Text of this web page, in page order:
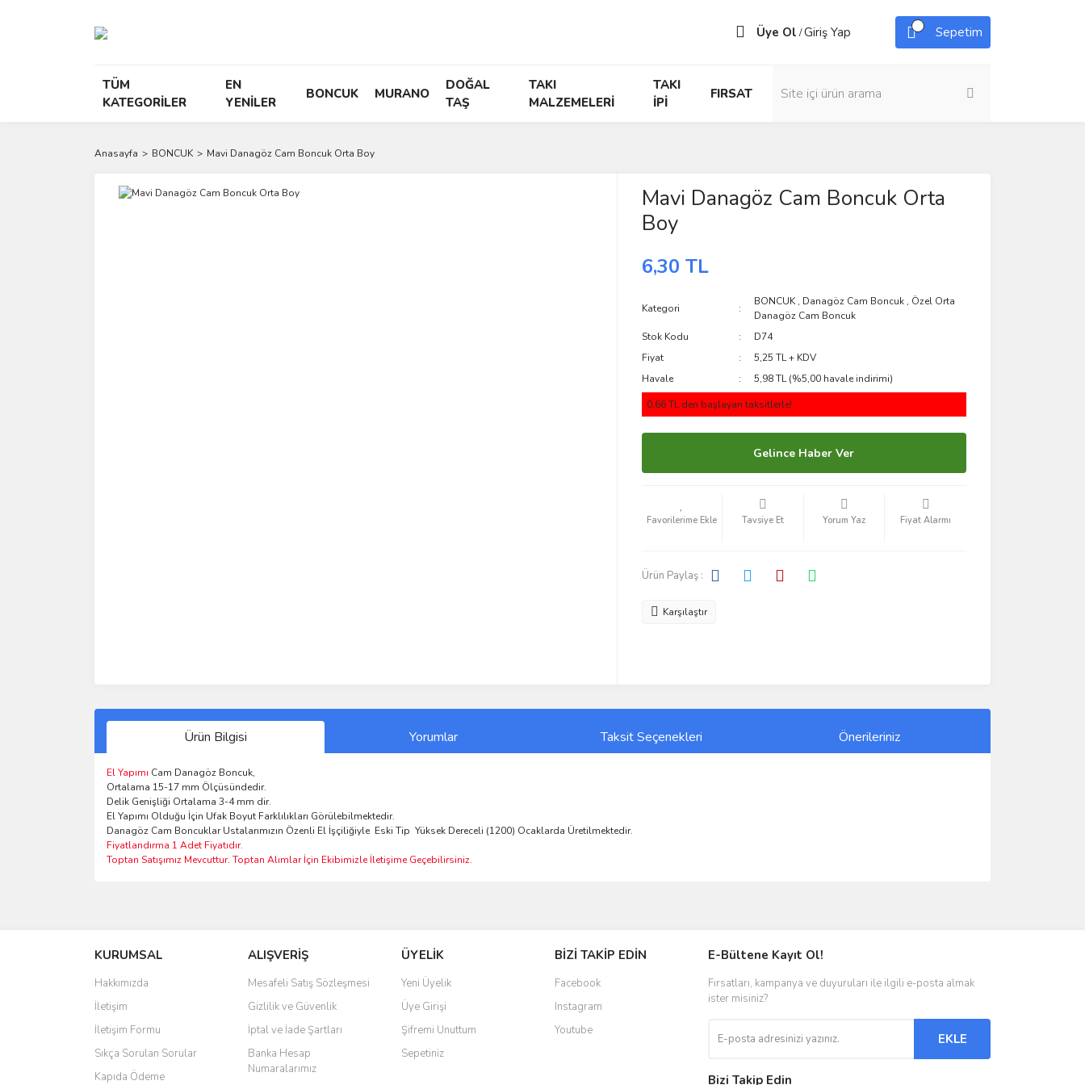
Üye Ol /Giriş Yap Sepetim
TÜM
KATEGORİLER
EN
YENİLER
BONCUK MURANO
DOĞAL
TAŞ
TAKI
MALZEMELERİ
TAKI
İPİ
FIRSAT
Anasayfa BONCUK Mavi Danagöz Cam Boncuk Orta Boy
Mavi Danagöz Cam Boncuk Orta
Boy
6,30 TL
Kategori
BONCUK , Danagöz Cam Boncuk , Özel Orta
Danagöz Cam Boncuk
Stok Kodu
D74
Fiyat
5,25 TL + KDV
Havale
5,98 TL (%5,00 havale indirimi)
0,66 TL den başlayan taksitlerle!
Gelince Haber Ver
Tavsiye Et Yorum Yaz Fiyat Alarmı
Ürün Paylaş :
Karşılaştır
Ürün Bilgisi Yorumlar Taksit Seçenekleri Önerileriniz
El Yapımı Cam Danagöz Boncuk,
Ortalama 15-17 mm Ölçüsündedir.
Delik Genişliği Ortalama 3-4 mm dir.
El Yapımı Olduğu İçin Ufak Boyut Farklılıkları Görülebilmektedir.
Danagöz Cam Boncuklar Ustalarımızın Özenli El İşçiliğiyle Eski Tip Yüksek Dereceli (1200) Ocaklarda Üretilmektedir.
Fiyatlandırma 1 Adet Fiyatıdır.
Toptan Satışımız Mevcuttur. Toptan Alımlar İçin Ekibimizle İletişime Geçebilirsiniz.
Ürün resmi kalitesiz, bozuk veya görüntülenemiyor.
Ürün açıklamasında eksik bilgiler bulunuyor.
Ürün bilgilerinde hatalar bulunuyor.
Ürün fiyatı diğer sitelerden daha pahalı.
Bu ürüne benzer farklı alternatifler olmalı.
KURUMSAL
Hakkımızda
İletişim
İletişim Formu
Sıkça Sorulan Sorular
Kapıda Ödeme
ALIŞVERİŞ
Mesafeli Satış Sözleşmesi
Gizlilik ve Güvenlik
İptal ve İade Şartları
Banka Hesap
Numaralarımız
ÜYELİK
Yeni Üyelik
Üye Girişi
Şifremi Unuttum
Sepetiniz
BİZİ TAKİP EDİN
Facebook
Instagram
Youtube
E-Bültene Kayıt Ol!
Fırsatları, kampanya ve duyuruları ile ilgili e-posta almak
ister misiniz?
EKLE
Bizi Takip Edin